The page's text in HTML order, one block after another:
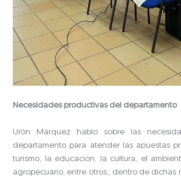
Necesidades productivas del departamento
Urón Márquez hablo sobre las
departamento para atender las apuestas
turismo, la educación, la cultura, el
agropecuario, entre otros., dentro de dichas